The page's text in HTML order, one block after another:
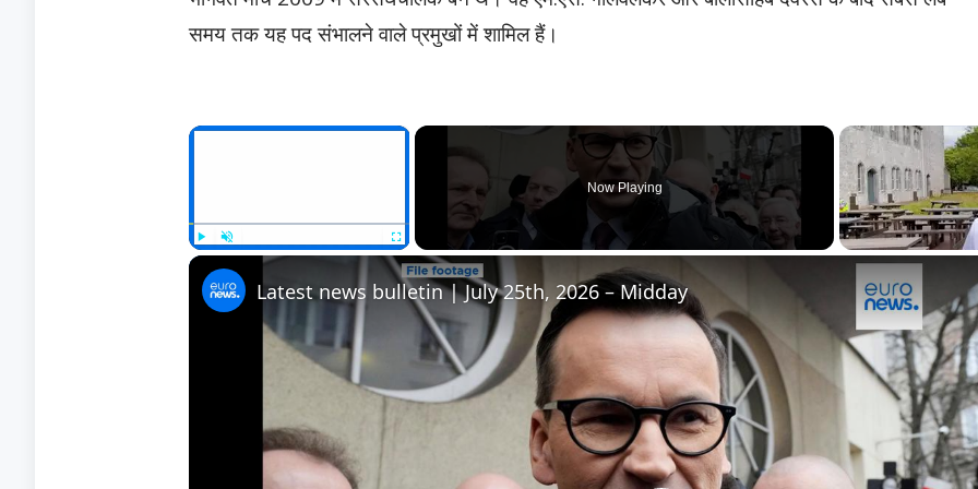
समय तक यह पद संभालने वाले प्रमुखों में शामिल हैं।
×
Unmute Fullscreen
Now Playing
Latest news bulletin | July 25th, 2026 – Midday